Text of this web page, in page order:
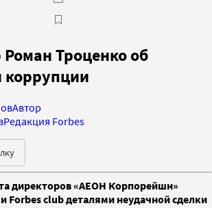
Троценко об
коррупции
Автор
Редакция Forbes
директоров «АЕОН Корпорейшн»
Forbes club деталями неудачной сделки